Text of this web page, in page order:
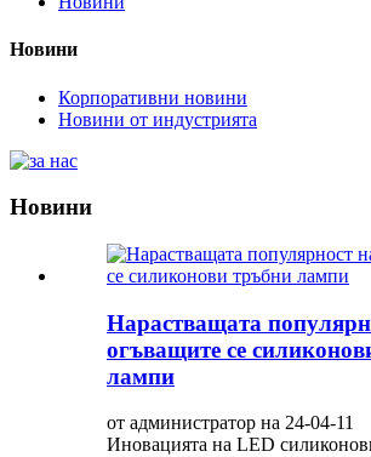
Новини
Корпоративни новини
Новини от индустрията
Новини
Нарастващата
огъващите се
лампи
от администратор на 24-04-11
Иновацията на LED